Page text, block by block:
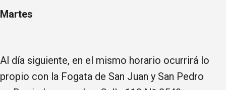
Martes
Al día siguiente, en el mismo horario ocurrirá lo
propio con la Fogata de San Juan y San Pedro